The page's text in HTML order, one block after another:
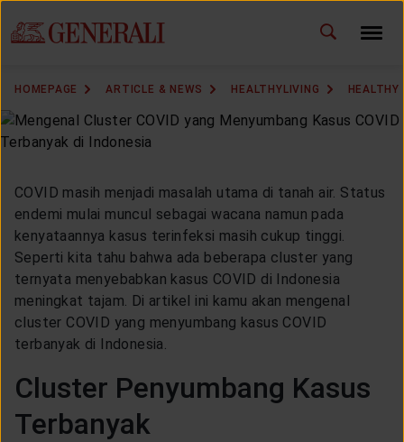
HOMEPAGE ARTICLE & NEWS HEALTHYLIVING HEALTHY
COVID masih menjadi masalah utama di tanah air. Status
endemi mulai muncul sebagai wacana namun pada
kenyataannya kasus terinfeksi masih cukup tinggi.
Seperti kita tahu bahwa ada beberapa cluster yang
ternyata menyebabkan kasus COVID di Indonesia
meningkat tajam. Di artikel ini kamu akan mengenal
cluster COVID yang menyumbang kasus COVID
terbanyak di Indonesia.
Cluster Penyumbang Kasus
Terbanyak
CHANGE LANGUAGE ID EN
MARKETING OFFICE
INSURANCE DICTIONARY
OUR SOLUTION
CUSTOMER SERVICE